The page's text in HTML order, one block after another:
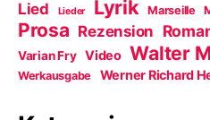
Lied Lieder Lyrik Marseille
Prosa Rezension
Varian Fry Video Walter
Werkausgabe Werner Richard